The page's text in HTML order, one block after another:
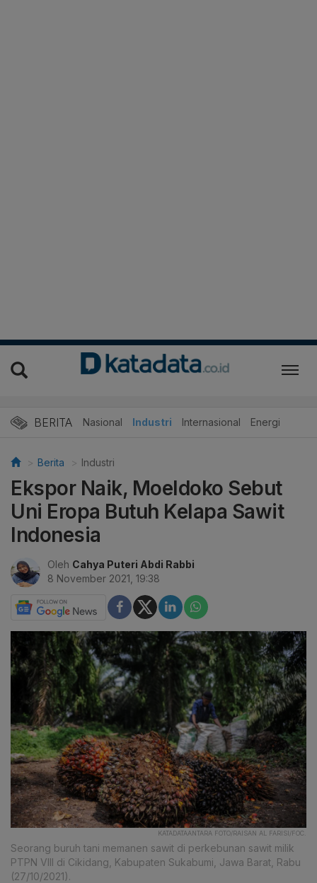
BERITA Nasional Industri Internasional Energi
Berita Industri
Ekspor Naik, Moeldoko Sebut
Uni Eropa Butuh Kelapa Sawit
Indonesia
Oleh Cahya Puteri Abdi Rabbi
8 November 2021, 19:38
KATADATAANTARA FOTO/RAISAN AL FARISI/FOC.
Seorang buruh tani memanen sawit di perkebunan sawit milik
PTPN VIII di Cikidang, Kabupaten Sukabumi, Jawa Barat, Rabu
(27/10/2021).